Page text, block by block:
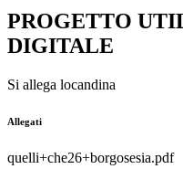
PROGETTO
DIGITALE
Si allega locandina
Allegati
quelli+che26+borgosesia.pdf